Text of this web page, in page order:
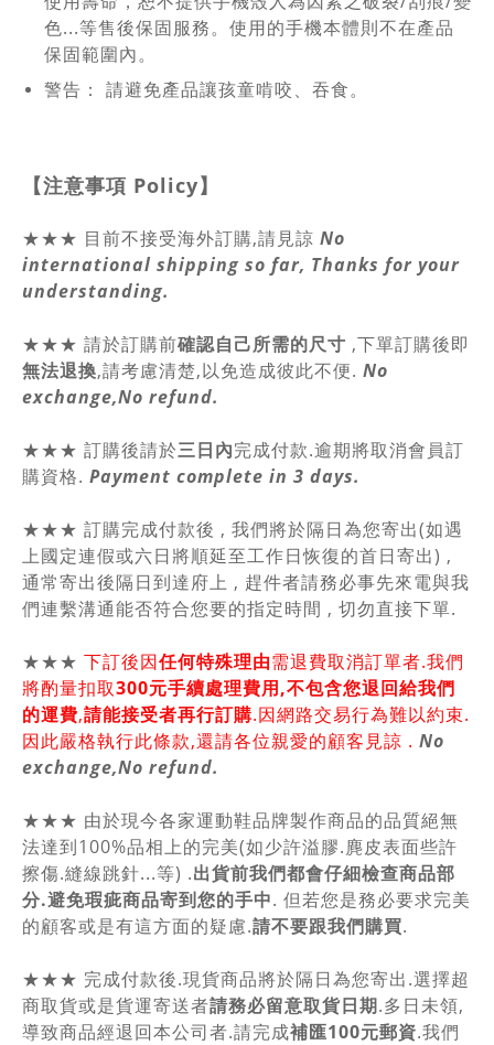
色...等售後保固服務。使用的手機本體則不在產品
保固範圍內。
警告： 請避免產品讓孩童啃咬、吞食。
【注意事項 Policy】
★★★ 目前不接受海外訂購,請見諒 No
international shipping so far, Thanks for your
understanding.
★★★ 請於訂購前確認自己所需的尺寸 ,下單訂購後即
無法退換,請考慮清楚,以免造成彼此不便. No
exchange,No refund.
★★★ 訂購後請於三日內完成付款.逾期將取消會員訂
購資格. Payment complete in 3 days.
★★★ 訂購完成付款後 , 我們將於隔日為您寄出(如遇
上國定連假或六日將順延至工作日恢復的首日寄出) ,
通常寄出後隔日到達府上 , 趕件者請務必事先來電與我
們連繫溝通能否符合您要的指定時間 , 切勿直接下單.
★★★ 下訂後因任何特殊理由需退費取消訂單者.我們
將酌量扣取300元手續處理費用,不包含您退回給我們
的運費,請能接受者再行訂購.因網路交易行為難以約束.
因此嚴格執行此條款,還請各位親愛的顧客見諒 . No
exchange,No refund.
★★★ 由於現今各家運動鞋品牌製作商品的品質絕無
法達到100%品相上的完美(如少許溢膠.麂皮表面些許
擦傷.縫線跳針...等) .出貨前我們都會仔細檢查商品部
分.避免瑕疵商品寄到您的手中. 但若您是務必要求完美
的顧客或是有這方面的疑慮.請不要跟我們購買.
★★★ 完成付款後.現貨商品將於隔日為您寄出.選擇超
商取貨或是貨運寄送者請務必留意取貨日期.多日未領,
導致商品經退回本公司者.請完成補匯100元郵資.我們